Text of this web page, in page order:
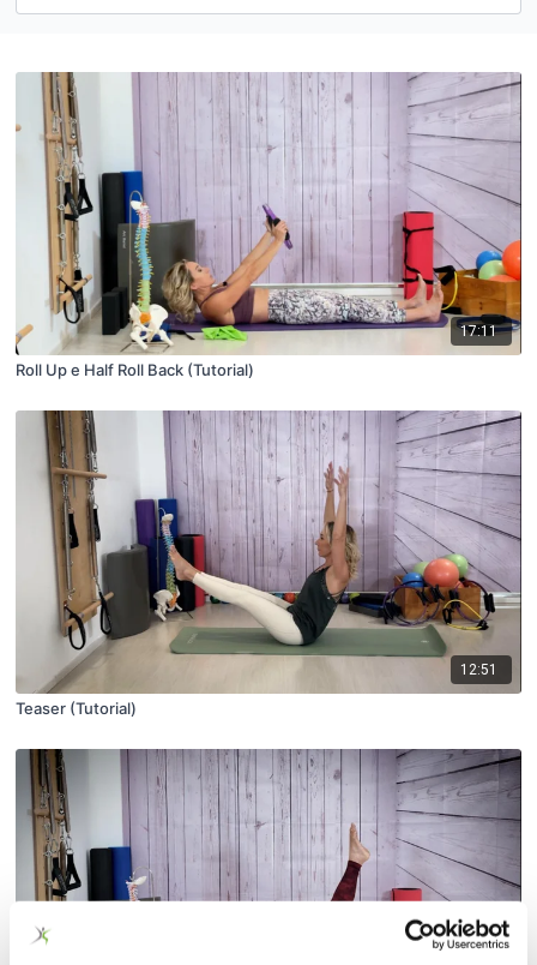
17:11
Roll Up e Half Roll Back (Tutorial)
12:51
Teaser (Tutorial)